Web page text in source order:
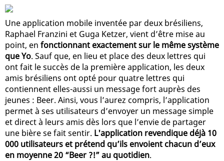
Une application mobile inventée par deux brésiliens,
Raphael Franzini et Guga Ketzer, vient d’être mise au
point, en fonctionnant exactement sur le même système
que Yo. Sauf que, en lieu et place des deux lettres qui
ont fait le succès de la première application, les deux
amis brésiliens ont opté pour quatre lettres qui
contiennent elles-aussi un message fort auprès des
jeunes : Beer. Ainsi, vous l’aurez compris, l’application
permet à ses utilisateurs d’envoyer un message simple
et direct à leurs amis dès lors que l’envie de partager
une bière se fait sentir. L'application revendique déjà 10
000 utilisateurs et prétend qu’ils envoient chacun d’eux
en moyenne 20 “Beer ?!” au quotidien.